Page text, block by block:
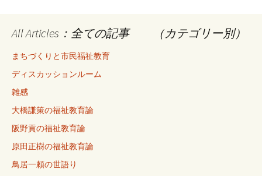
All Articles：全ての記事 （カテゴリー別）
まちづくりと市民福祉教育
ディスカッションルーム
雑感
大橋謙策の福祉教育論
阪野貢の福祉教育論
原田正樹の福祉教育論
鳥居一頼の世語り